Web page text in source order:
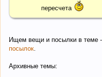
пересчета
Ищем вещи и посылки в теме -
посылок.
Архивные темы: